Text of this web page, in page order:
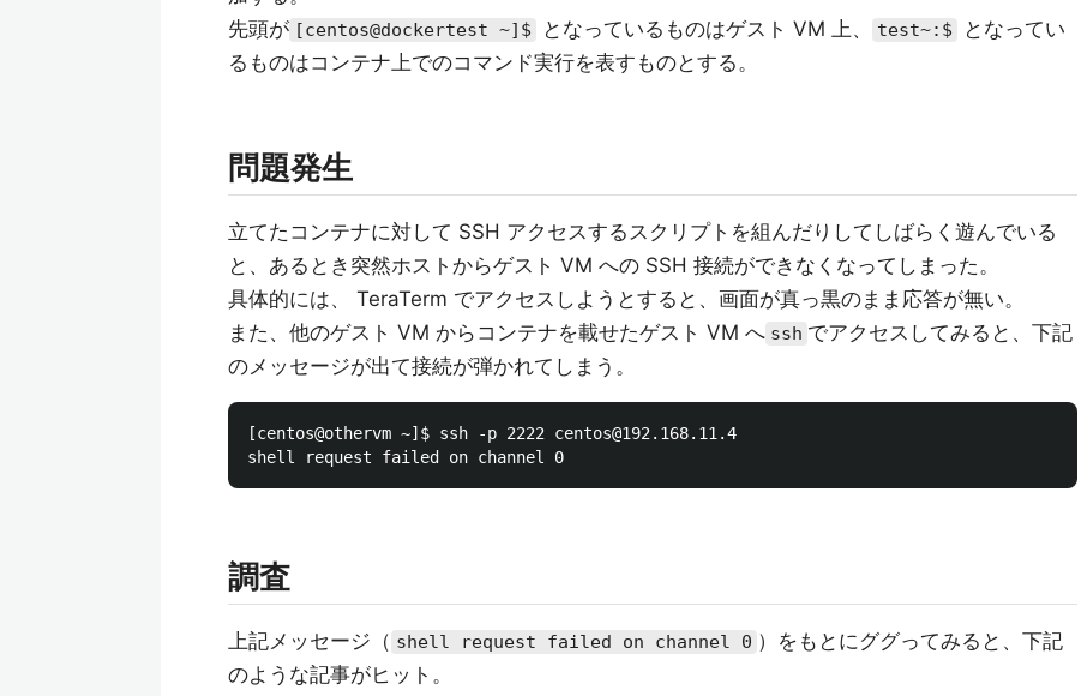
先頭が [centos@dockertest ~]$ となっているものはゲスト VM 上、 test~:$
となってい
るものはコンテナ上でのコマンド実行を表すものとする。
問題発生
立てたコンテナに対して SSH アクセスするスクリプトを組んだりしてしばらく遊んでいる
と、あるとき突然ホストからゲスト VM への SSH 接続ができなくなってしまった。
具体的には、 TeraTerm でアクセスしようとすると、画面が真っ黒のまま応答が無い。
また、他のゲスト VM からコンテナを載せたゲスト VM へ ssh でアクセスしてみると、下記
のメッセージが出て接続が弾かれてしまう。
[centos@othervm ~]$ ssh -p 2222 centos@192.168.11.4
調査
上記メッセージ（ shell request failed on channel 0 ）をもとにググってみると、下記
のような記事がヒット。